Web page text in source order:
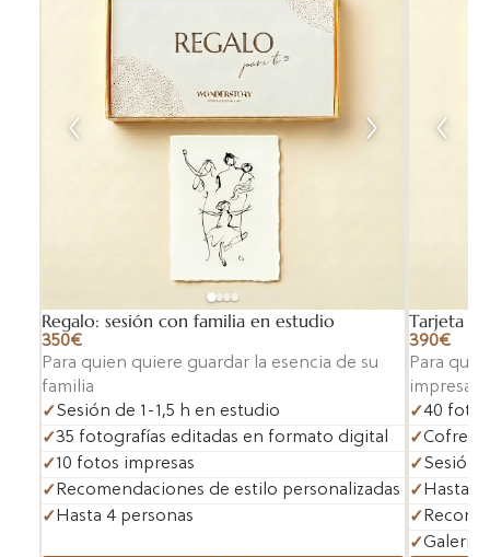
Regalo: sesión con familia en estudio
350€
Para quien quiere guardar la esencia de su
familia
Sesión de 1-1,5 h en estudio
35 fotografías editadas en formato digital
10 fotos impresas
Recomendaciones de estilo personalizadas
Hasta 4 personas
Tarjeta
390€
Para
impresa
40
Cofre
Sesión
Hasta 4
Galería